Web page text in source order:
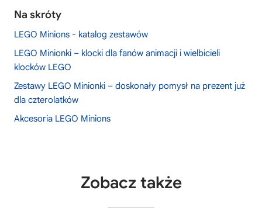
Na skróty
LEGO Minions - katalog zestawów
LEGO Minionki – klocki dla fanów animacji i wielbicieli
klocków LEGO
Zestawy LEGO Minionki – doskonały pomysł na prezent już
dla czterolatków
Akcesoria LEGO Minions
Zobacz także